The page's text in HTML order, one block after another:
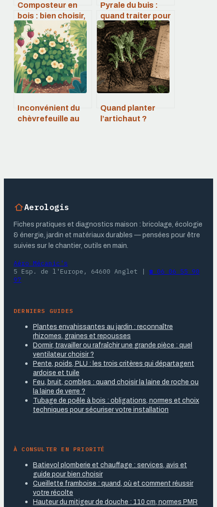
Composteur en
bois : bien choisir,
installer et réussir
son compost
Pyrale du buis :
quand traiter pour
vraiment stopper
les dégâts
Inconvénient du
chèvrefeuille au
Quand planter
l’artichaut ?
Aerologis
Fiches pratiques et diagnostics maison : bricolage, écologie
& énergie, jardin et matériaux durables — pensées pour être
suivies sur le chantier, outils en main.
Aéro Mécanic's
5 Esp. de l'Europe, 64600 Anglet | ☎ 06 06 55 90
97
DERNIERS GUIDES
Plantes envahissantes au jardin : reconnaître
rhizomes, graines et repousses
Dormir, travailler ou rafraîchir une grande pièce : quel
ventilateur choisir ?
Pente, poids, PLU : les trois critères qui départagent
ardoise et tuile
Feu, bruit, combles : quand choisir la laine de roche ou
la laine de verre ?
Tubage de poêle à bois : obligations, normes et choix
techniques pour sécuriser votre installation
À CONSULTER EN PRIORITÉ
Batievol plomberie et chauffage : services, avis et
guide pour bien choisir
Cueillette framboise : quand, où et comment réussir
votre récolte
Hauteur du mitigeur de douche : 110 cm, normes PMR